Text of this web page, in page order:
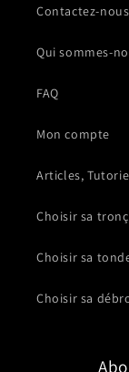
Contactez-
Qui sommes-
FAQ
Mon compte
Articles,
Choisir sa
Choisir sa
Choisir sa